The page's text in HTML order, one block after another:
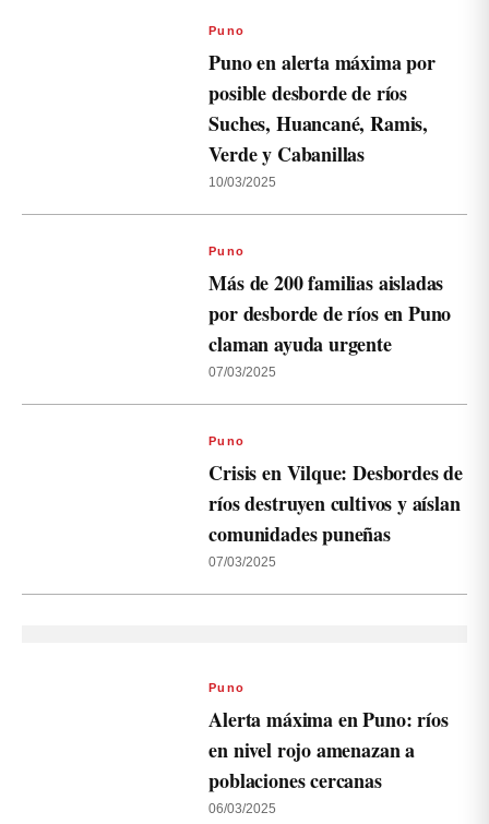
Puno
Puno en alerta máxima por
posible desborde de ríos
Suches, Huancané, Ramis,
Verde y Cabanillas
10/03/2025
Puno
Más de 200 familias aisladas
por desborde de ríos en Puno
claman ayuda urgente
07/03/2025
Puno
Crisis en Vilque: Desbordes de
ríos destruyen cultivos y aíslan
comunidades puneñas
07/03/2025
Puno
Alerta máxima en Puno: ríos
en nivel rojo amenazan a
poblaciones cercanas
06/03/2025